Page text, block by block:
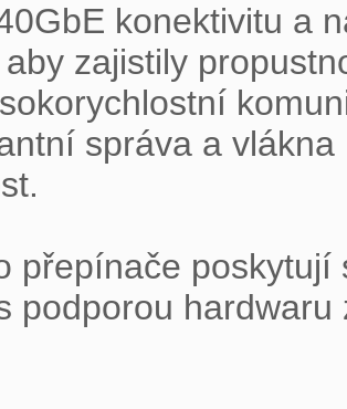
konektivitu a
zajistily
správa a
přepínače
podporou